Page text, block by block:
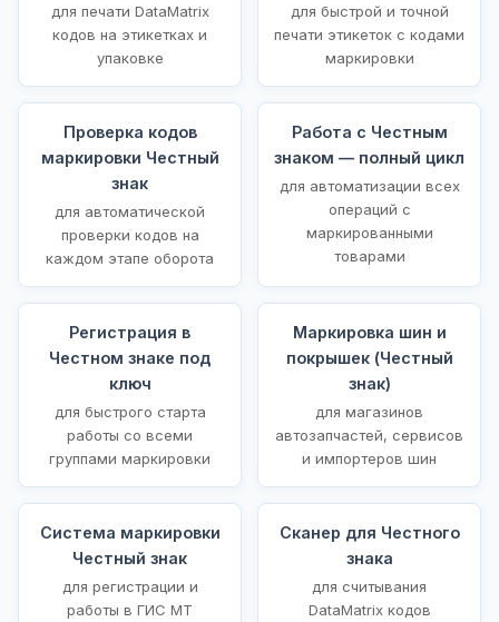
для печати DataMatrix
кодов на этикетках и
упаковке
для быстрой и точной
печати этикеток с кодами
маркировки
Проверка кодов
маркировки Честный
знак
для автоматической
проверки кодов на
каждом этапе оборота
Работа с Честным
знаком — полный цикл
для автоматизации всех
операций с
маркированными
товарами
Регистрация в
Честном знаке под
ключ
для быстрого старта
работы со всеми
группами маркировки
Маркировка шин и
покрышек (Честный
знак)
для магазинов
автозапчастей, сервисов
и импортеров шин
Система маркировки
Честный знак
для регистрации и
работы в ГИС МТ
Сканер для Честного
знака
для считывания
DataMatrix кодов